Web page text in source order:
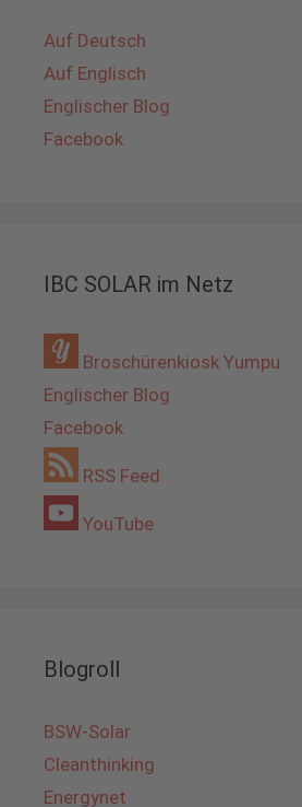
Auf Deutsch
Auf Englisch
Englischer Blog
Facebook
IBC SOLAR im Netz
Broschürenkiosk Yumpu
Englischer Blog
Facebook
RSS Feed
YouTube
Blogroll
BSW-Solar
Cleanthinking
Energynet